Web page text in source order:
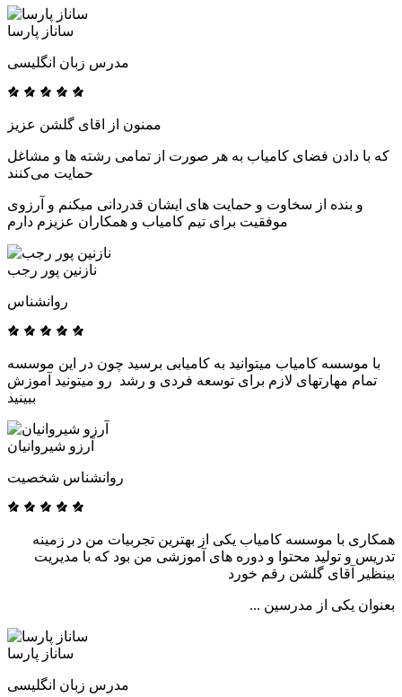
ساناز پارسا
مدرس زبان انگلیسی
که با دادن فضای کامیاب به هر صورت از تمامی رشته ها و مشاغل
حمایت می‌کنند
و بنده از سخاوت و حمایت های ایشان قدردانی میکنم و آرزوی
موفقیت برای تیم کامیاب و همکاران عزیزم دارم
نازنین پور رجب
روانشناس
با موسسه کامیاب میتوانید به کامیابی برسید چون در این موسسه
تمام مهارتهای لازم برای توسعه فردی و رشد رو میتونید آموزش
ببینید
آرزو شیروانیان
روانشناس شخصیت
همکاری با موسسه کامیاب یکی از بهترین تجربیات من در زمینه
تدریس و تولید محتوا و دوره های آموزشی من بود که با مدیریت
بینظیر آقای گلشن رقم خورد
بعنوان یکی از مدرسین ...
ساناز پارسا
مدرس زبان انگلیسی